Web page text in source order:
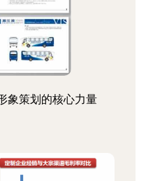
象策划的核心力量